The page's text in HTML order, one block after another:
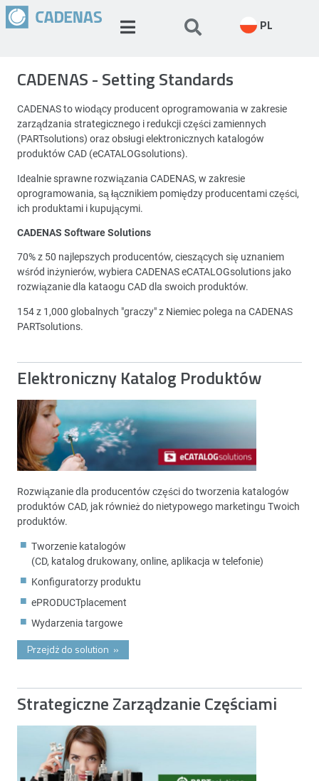
PL
CADENAS - Setting Standards
CADENAS to wiodący producent oprogramowania w zakresie
zarządzania strategicznego i redukcji części zamiennych
(PARTsolutions) oraz obsługi elektronicznych katalogów
produktów CAD (eCATALOGsolutions).
Idealnie sprawne rozwiązania CADENAS, w zakresie
oprogramowania, są łącznikiem pomiędzy producentami części,
ich produktami i kupującymi.
CADENAS Software Solutions
70% z 50 najlepszych producentów, cieszących się uznaniem
wśród inżynierów, wybiera CADENAS eCATALOGsolutions jako
rozwiązanie dla kataogu CAD dla swoich produktów.
154 z 1,000 globalnych "graczy" z Niemiec polega na CADENAS
PARTsolutions.
Elektroniczny Katalog Produktów
Rozwiązanie dla producentów części do tworzenia katalogów
produktów CAD, jak również do nietypowego marketingu Twoich
produktów.
Tworzenie katalogów
(CD, katalog drukowany, online, aplikacja w telefonie)
Konfiguratorzy produktu
ePRODUCTplacement
Wydarzenia targowe
Przejdż do solution »
Strategiczne Zarządzanie Częściami